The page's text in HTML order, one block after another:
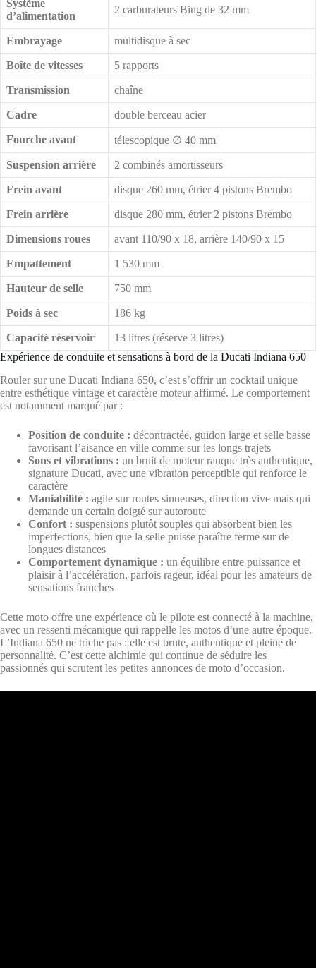
Système
d’alimentation
2 carburateurs Bing de 32 mm
Embrayage multidisque à sec
Boîte de vitesses 5 rapports
Transmission chaîne
Cadre double berceau acier
Fourche avant télescopique ∅ 40 mm
Suspension arrière 2 combinés amortisseurs
Frein avant disque 260 mm, étrier 4 pistons Brembo
Frein arrière disque 280 mm, étrier 2 pistons Brembo
Dimensions roues avant 110/90 x 18, arrière 140/90 x 15
Empattement 1 530 mm
Hauteur de selle 750 mm
Poids à sec 186 kg
Capacité réservoir
13 litres (réserve 3 litres)
Expérience de conduite et sensations à bord de la Ducati Indiana 650
Rouler sur une Ducati Indiana 650, c’est s’offrir un cocktail unique
entre esthétique vintage et caractère moteur affirmé. Le comportement
est notamment marqué par :
Position de conduite : décontractée, guidon large et selle basse
favorisant l’aisance en ville comme sur les longs trajets
Sons et vibrations : un bruit de moteur rauque très authentique,
signature Ducati, avec une vibration perceptible qui renforce le
caractère
Maniabilité : agile sur routes sinueuses, direction vive mais qui
demande un certain doigté sur autoroute
Confort : suspensions plutôt souples qui absorbent bien les
imperfections, bien que la selle puisse paraître ferme sur de
longues distances
Comportement dynamique : un équilibre entre puissance et
plaisir à l’accélération, parfois rageur, idéal pour les amateurs de
sensations franches
Cette moto offre une expérience où le pilote est connecté à la machine,
avec un ressenti mécanique qui rappelle les motos d’une autre époque.
L’Indiana 650 ne triche pas : elle est brute, authentique et pleine de
personnalité. C’est cette alchimie qui continue de séduire les
passionnés qui scrutent les petites annonces de moto d’occasion.